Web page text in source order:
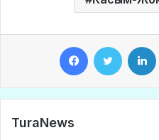
TuraNews